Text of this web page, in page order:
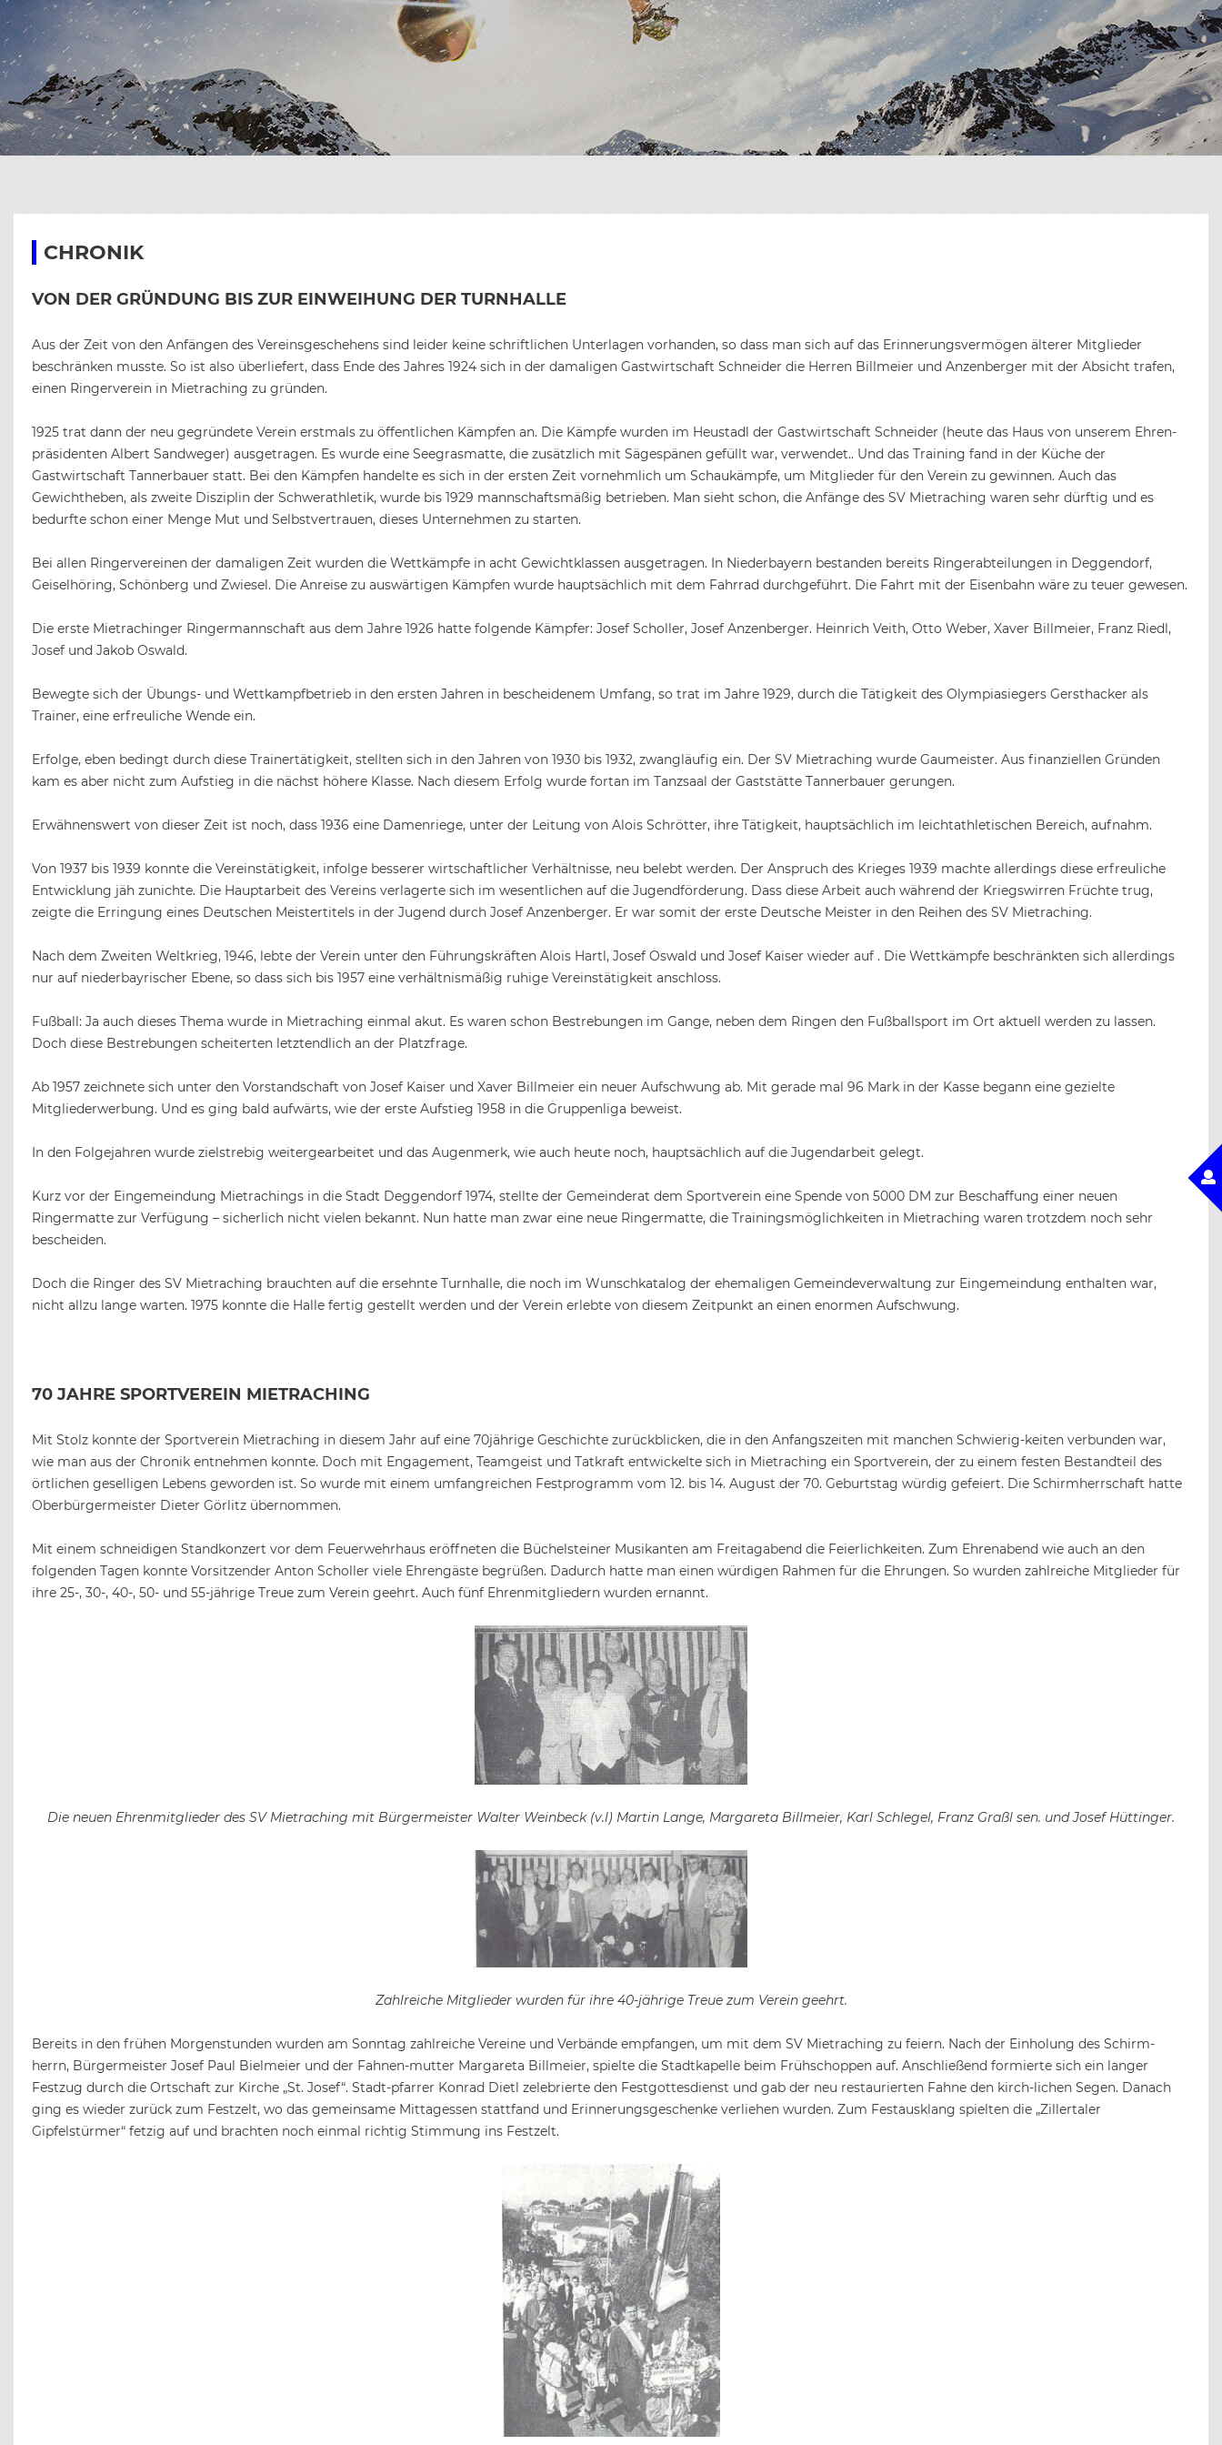
BILDER
CHRONIK
SENIOREN
BILDER
CHRONIK
CHRONIK
VON DER GRÜNDUNG BIS ZUR EINWEIHUNG DER TURNHALLE
Aus der Zeit von den Anfängen des Vereinsgeschehens sind leider keine schriftlichen Unterlagen vorhanden, so dass man sich auf das Erinnerungsvermögen älterer Mitglieder
beschränken musste. So ist also überliefert, dass Ende des Jahres 1924 sich in der damaligen Gastwirtschaft Schneider die Herren Billmeier und Anzenberger mit der Absicht trafen,
einen Ringerverein in Mietraching zu gründen.
1925 trat dann der neu gegründete Verein erstmals zu öffentlichen Kämpfen an. Die Kämpfe wurden im Heustadl der Gastwirtschaft Schneider (heute das Haus von unserem Ehren-
präsidenten Albert Sandweger) ausgetragen. Es wurde eine Seegrasmatte, die zusätzlich mit Sägespänen gefüllt war, verwendet.. Und das Training fand in der Küche der
Gastwirtschaft Tannerbauer statt. Bei den Kämpfen handelte es sich in der ersten Zeit vornehmlich um Schaukämpfe, um Mitglieder für den Verein zu gewinnen. Auch das
Gewichtheben, als zweite Disziplin der Schwerathletik, wurde bis 1929 mannschaftsmäßig betrieben. Man sieht schon, die Anfänge des SV Mietraching waren sehr dürftig und es
bedurfte schon einer Menge Mut und Selbstvertrauen, dieses Unternehmen zu starten.
Bei allen Ringervereinen der damaligen Zeit wurden die Wettkämpfe in acht Gewichtklassen ausgetragen. In Niederbayern bestanden bereits Ringerabteilungen in Deggendorf,
Geiselhöring, Schönberg und Zwiesel. Die Anreise zu auswärtigen Kämpfen wurde hauptsächlich mit dem Fahrrad durchgeführt. Die Fahrt mit der Eisenbahn wäre zu teuer gewesen.
Die erste Mietrachinger Ringermannschaft aus dem Jahre 1926 hatte folgende Kämpfer: Josef Scholler, Josef Anzenberger. Heinrich Veith, Otto Weber, Xaver Billmeier, Franz Riedl,
Josef und Jakob Oswald.
Bewegte sich der Übungs- und Wettkampfbetrieb in den ersten Jahren in bescheidenem Umfang, so trat im Jahre 1929, durch die Tätigkeit des Olympiasiegers Gersthacker als
Trainer, eine erfreuliche Wende ein.
Erfolge, eben bedingt durch diese Trainertätigkeit, stellten sich in den Jahren von 1930 bis 1932, zwangläufig ein. Der SV Mietraching wurde Gaumeister. Aus finanziellen Gründen
kam es aber nicht zum Aufstieg in die nächst höhere Klasse. Nach diesem Erfolg wurde fortan im Tanzsaal der Gaststätte Tannerbauer gerungen.
Erwähnenswert von dieser Zeit ist noch, dass 1936 eine Damenriege, unter der Leitung von Alois Schrötter, ihre Tätigkeit, hauptsächlich im leichtathletischen Bereich, aufnahm.
Von 1937 bis 1939 konnte die Vereinstätigkeit, infolge besserer wirtschaftlicher Verhältnisse, neu belebt werden. Der Anspruch des Krieges 1939 machte allerdings diese erfreuliche
Entwicklung jäh zunichte. Die Hauptarbeit des Vereins verlagerte sich im wesentlichen auf die Jugendförderung. Dass diese Arbeit auch während der Kriegswirren Früchte trug,
zeigte die Erringung eines Deutschen Meistertitels in der Jugend durch Josef Anzenberger. Er war somit der erste Deutsche Meister in den Reihen des SV Mietraching.
Nach dem Zweiten Weltkrieg, 1946, lebte der Verein unter den Führungskräften Alois Hartl, Josef Oswald und Josef Kaiser wieder auf . Die Wettkämpfe beschränkten sich allerdings
nur auf niederbayrischer Ebene, so dass sich bis 1957 eine verhältnismäßig ruhige Vereinstätigkeit anschloss.
Fußball: Ja auch dieses Thema wurde in Mietraching einmal akut. Es waren schon Bestrebungen im Gange, neben dem Ringen den Fußballsport im Ort aktuell werden zu lassen.
Doch diese Bestrebungen scheiterten letztendlich an der Platzfrage.
Ab 1957 zeichnete sich unter den Vorstandschaft von Josef Kaiser und Xaver Billmeier ein neuer Aufschwung ab. Mit gerade mal 96 Mark in der Kasse begann eine gezielte
Mitgliederwerbung. Und es ging bald aufwärts, wie der erste Aufstieg 1958 in die Gruppenliga beweist.
In den Folgejahren wurde zielstrebig weitergearbeitet und das Augenmerk, wie auch heute noch, hauptsächlich auf die Jugendarbeit gelegt.
Kurz vor der Eingemeindung Mietrachings in die Stadt Deggendorf 1974, stellte der Gemeinderat dem Sportverein eine Spende von 5000 DM zur Beschaffung einer neuen
Ringermatte zur Verfügung – sicherlich nicht vielen bekannt. Nun hatte man zwar eine neue Ringermatte, die Trainingsmöglichkeiten in Mietraching waren trotzdem noch sehr
bescheiden.
Doch die Ringer des SV Mietraching brauchten auf die ersehnte Turnhalle, die noch im Wunschkatalog der ehemaligen Gemeindeverwaltung zur Eingemeindung enthalten war,
nicht allzu lange warten. 1975 konnte die Halle fertig gestellt werden und der Verein erlebte von diesem Zeitpunkt an einen enormen Aufschwung.
70 JAHRE SPORTVEREIN MIETRACHING
Mit Stolz konnte der Sportverein Mietraching in diesem Jahr auf eine 70jährige Geschichte zurückblicken, die in den Anfangszeiten mit manchen Schwierig-keiten verbunden war,
wie man aus der Chronik entnehmen konnte. Doch mit Engagement, Teamgeist und Tatkraft entwickelte sich in Mietraching ein Sportverein, der zu einem festen Bestandteil des
örtlichen geselligen Lebens geworden ist. So wurde mit einem umfangreichen Festprogramm vom 12. bis 14. August der 70. Geburtstag würdig gefeiert. Die Schirmherrschaft hatte
Oberbürgermeister Dieter Görlitz übernommen.
Mit einem schneidigen Standkonzert vor dem Feuerwehrhaus eröffneten die Büchelsteiner Musikanten am Freitagabend die Feierlichkeiten. Zum Ehrenabend wie auch an den
folgenden Tagen konnte Vorsitzender Anton Scholler viele Ehrengäste begrüßen. Dadurch hatte man einen würdigen Rahmen für die Ehrungen. So wurden zahlreiche Mitglieder für
ihre 25-, 30-, 40-, 50- und 55-jährige Treue zum Verein geehrt. Auch fünf Ehrenmitgliedern wurden ernannt.
Die neuen Ehrenmitglieder des SV Mietraching mit Bürgermeister Walter Weinbeck (v.l) Martin Lange, Margareta Billmeier, Karl Schlegel, Franz Graßl sen. und Josef Hüttinger.
Zahlreiche Mitglieder wurden für ihre 40-jährige Treue zum Verein geehrt.
Bereits in den frühen Morgenstunden wurden am Sonntag zahlreiche Vereine und Verbände empfangen, um mit dem SV Mietraching zu feiern. Nach der Einholung des Schirm-
herrn, Bürgermeister Josef Paul Bielmeier und der Fahnen-mutter Margareta Billmeier, spielte die Stadtkapelle beim Frühschoppen auf. Anschließend formierte sich ein langer
Festzug durch die Ortschaft zur Kirche „St. Josef“. Stadt-pfarrer Konrad Dietl zelebrierte den Festgottesdienst und gab der neu restaurierten Fahne den kirch-lichen Segen. Danach
ging es wieder zurück zum Festzelt, wo das gemeinsame Mittagessen stattfand und Erinnerungsgeschenke verliehen wurden. Zum Festausklang spielten die „Zillertaler
Gipfelstürmer“ fetzig auf und brachten noch einmal richtig Stimmung ins Festzelt.